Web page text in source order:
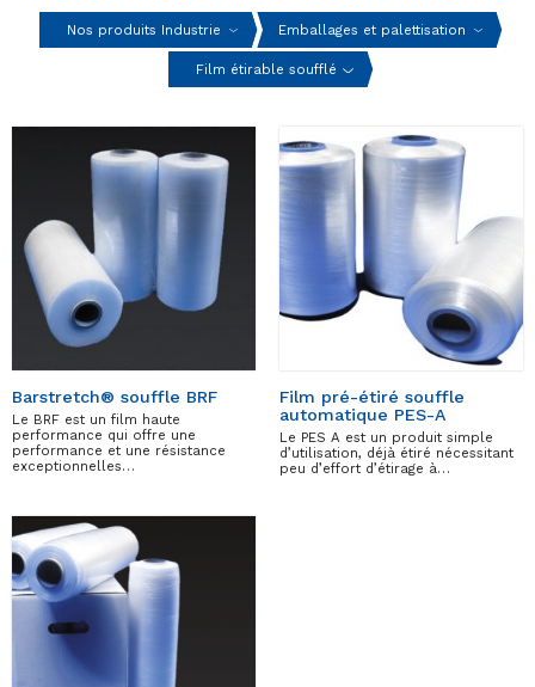
Nos produits Industrie Emballages et palettisation
Film étirable soufflé
Barstretch® souffle BRF
Le BRF est un film haute
performance qui offre une
performance et une résistance
exceptionnelles…
Film pré-étiré souffle
automatique PES-A
Le PES A est un produit simple
d’utilisation, déjà étiré nécessitant
peu d’effort d’étirage à…